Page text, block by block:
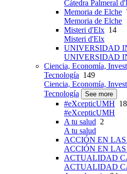
Cátedra Palmeral
Memoria de Elche
Memoria de Elche
Misteri d'Elx 14
Misteri d'Elx
UNIVERSIDAD
UNIVERSIDAD
Ciencia, Economía,
Tecnología 149
Ciencia, Economía,
Tecnología
See more
#eXcepticUMH 18
#eXcepticUMH
A tu salud 2
A tu salud
ACCIÓN EN
ACCIÓN EN
ACTUALIDAD
ACTUALIDAD